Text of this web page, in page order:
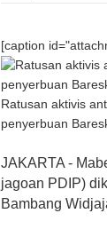
[caption
Ratusan aktivis
penyerbuan
JAKARTA -
jagoan PDIP)
Bambang